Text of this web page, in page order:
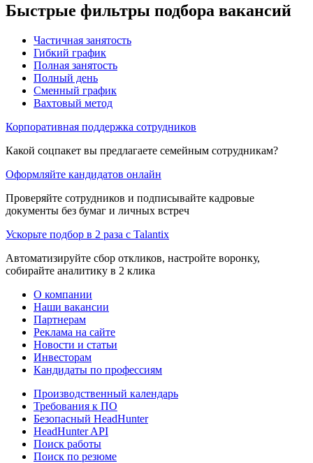
Быстрые фильтры подбора вакансий
Частичная занятость
Гибкий график
Полная занятость
Полный день
Сменный график
Вахтовый метод
Корпоративная поддержка сотрудников
Какой соцпакет вы предлагаете семейным сотрудникам?
Оформляйте кандидатов онлайн
Проверяйте сотрудников и подписывайте кадровые
документы без бумаг и личных встреч
Ускорьте подбор в 2 раза с Talantix
Автоматизируйте сбор откликов, настройте воронку,
собирайте аналитику в 2 клика
О компании
Наши вакансии
Партнерам
Реклама на сайте
Новости и статьи
Инвесторам
Кандидаты по профессиям
Производственный календарь
Требования к ПО
Безопасный HeadHunter
HeadHunter API
Поиск работы
Поиск по резюме